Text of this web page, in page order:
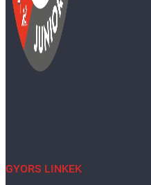
GYORS LINKEK